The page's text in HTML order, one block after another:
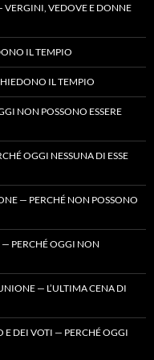
VERGINI, VEDOVE E DONNE
IL TEMPIO
IL TEMPIO
NON POSSONO ESSERE
OGGI NESSUNA DI ESSE
— PERCHÉ NON POSSONO
— PERCHÉ OGGI NON
— L’ULTIMA CENA DI
E DEI VOTI — PERCHÉ OGGI